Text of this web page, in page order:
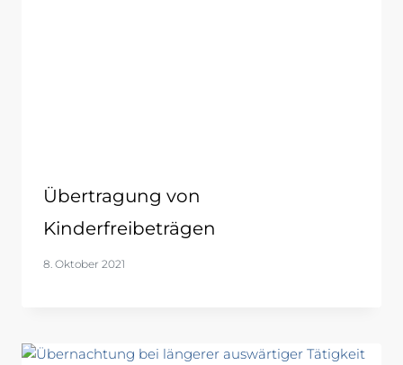
Übertragung von
Kinderfreibeträgen
8. Oktober 2021